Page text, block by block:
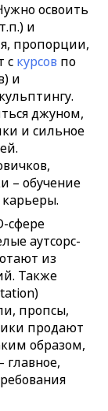
освоить
и
пропорции,
с курсов по
и
джуном,
и сильное
– обучение
сфере
аутсорс-
из
Также
пропсы,
продают
образом,